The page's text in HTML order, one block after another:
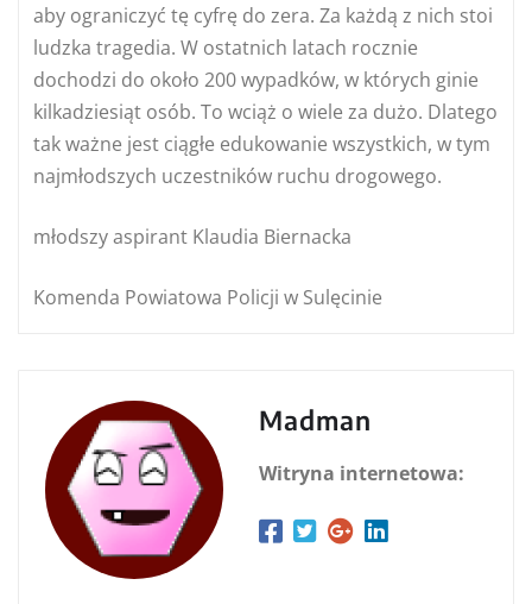
aby ograniczyć tę cyfrę do zera. Za każdą z nich stoi
ludzka tragedia. W ostatnich latach rocznie
dochodzi do około 200 wypadków, w których ginie
kilkadziesiąt osób. To wciąż o wiele za dużo. Dlatego
tak ważne jest ciągłe edukowanie wszystkich, w tym
najmłodszych uczestników ruchu drogowego.
młodszy aspirant Klaudia Biernacka
Komenda Powiatowa Policji w Sulęcinie
Madman
Witryna internetowa: